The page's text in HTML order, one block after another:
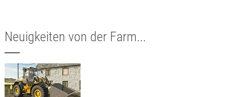
Neuigkeiten von der Farm...